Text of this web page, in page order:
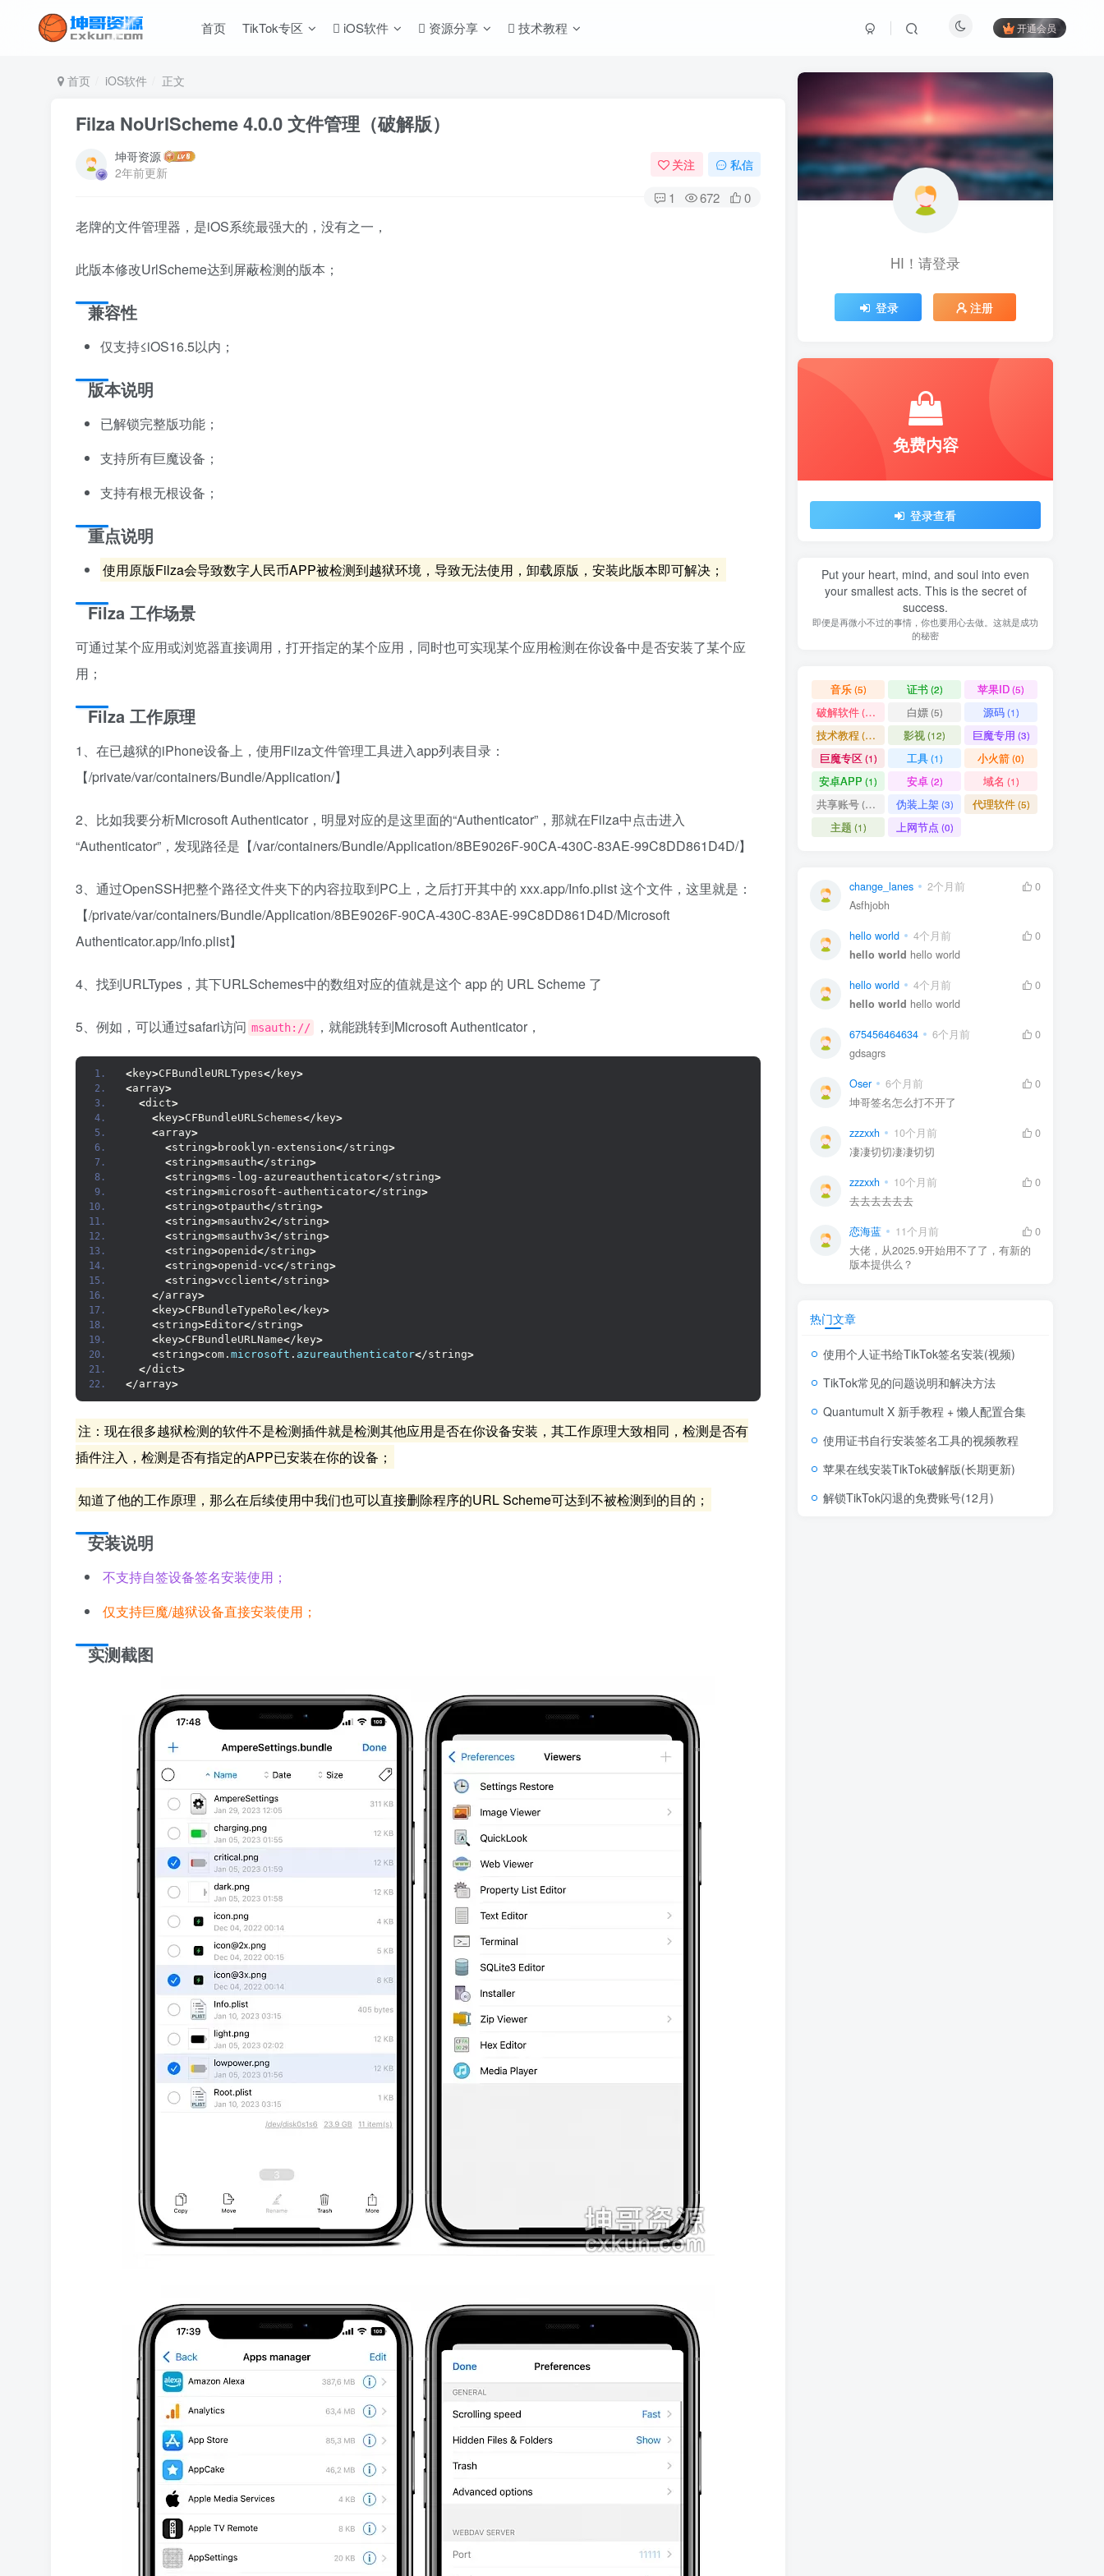
首页 TikTok专区 iOS软件 资源分享 技术教程 开通会员
首页 iOS软件 正文
Filza NoUrlScheme 4.0.0 文件管理（破解版）
坤哥资源
2年前更新
关注 私信
1 672 0
老牌的文件管理器，是iOS系统最强大的，没有之一，
此版本修改UrlScheme达到屏蔽检测的版本；
兼容性
仅支持≤iOS16.5以内；
版本说明
已解锁完整版功能；
支持所有巨魔设备；
支持有根无根设备；
重点说明
使用原版Filza会导致数字人民币APP被检测到越狱环境，导致无法使用，卸载原版，安装此版本即可解决；
Filza 工作场景
可通过某个应用或浏览器直接调用，打开指定的某个应用，同时也可实现某个应用检测在你设备中是否安装了某个应
用；
Filza 工作原理
1、在已越狱的iPhone设备上，使用Filza文件管理工具进入app列表目录：
【/private/var/containers/Bundle/Application/】
2、比如我要分析Microsoft Authenticator，明显对应的是这里面的“Authenticator”，那就在Filza中点击进入
“Authenticator”，发现路径是【/var/containers/Bundle/Application/8BE9026F-90CA-430C-83AE-99C8DD861D4D/】
3、通过OpenSSH把整个路径文件夹下的内容拉取到PC上，之后打开其中的 xxx.app/Info.plist 这个文件，这里就是：
【/private/var/containers/Bundle/Application/8BE9026F-90CA-430C-83AE-99C8DD861D4D/Microsoft
Authenticator.app/Info.plist】
4、找到URLTypes，其下URLSchemes中的数组对应的值就是这个 app 的 URL Scheme 了
5、例如，可以通过safari访问 msauth:// ，就能跳转到Microsoft Authenticator，
<key>CFBundleURLTypes</key>
<array>
<dict>
<key>CFBundleURLSchemes</key>
<array>
<string>brooklyn-extension</string>
<string>msauth</string>
<string>ms-log-azureauthenticator</string>
<string>microsoft-authenticator</string>
<string>otpauth</string>
<string>msauthv2</string>
<string>msauthv3</string>
<string>openid</string>
<string>openid-vc</string>
<string>vcclient</string>
</array>
<key>CFBundleTypeRole</key>
<string>Editor</string>
<key>CFBundleURLName</key>
<string>com. microsoft . azureauthenticator</string>
</dict>
</array>
注：现在很多越狱检测的软件不是检测插件就是检测其他应用是否在你设备安装，其工作原理大致相同，检测是否有
插件注入，检测是否有指定的APP已安装在你的设备；
知道了他的工作原理，那么在后续使用中我们也可以直接删除程序的URL Scheme可达到不被检测到的目的；
安装说明
不支持自签设备签名安装使用；
仅支持巨魔/越狱设备直接安装使用；
实测截图
HI！请登录
登录 注册
免费内容
登录查看
Put your heart, mind, and soul into even
your smallest acts. This is the secret of
success.
即便是再微小不过的事情，你也要用心去做。这就是成功
的秘密
音乐(5) 证书(2) 苹果ID(5)
破解软件(11) 白嫖(5) 源码(1)
技术教程 (15) 影视(12) 巨魔专用 (3)
巨魔专区(1) 工具(1) 小火箭(0)
安卓APP (1) 安卓(2) 域名 (1)
共享账号(11) 伪装上架(3) 代理软件(5)
主题 (1) 上网节点 (0)
change_lanes 2个月前
0
Asfhjobh
hello world 4个月前
0
hello world hello world
hello world 4个月前
0
hello world hello world
675456464634 6个月前
0
gdsagrs
Oser 6个月前
0
坤哥签名怎么打不开了
zzzxxh 10个月前
0
凄凄切切凄凄切切
zzzxxh 10个月前
0
去去去去去去
恋海蓝 11个月前
0
大佬，从2025.9开始用不了了，有新的
版本提供么？
热门文章
使用个人证书给TikTok签名安装(视频)
TikTok常见的问题说明和解决方法
Quantumult X 新手教程 + 懒人配置合集
使用证书自行安装签名工具的视频教程
苹果在线安装TikTok破解版(长期更新)
解锁TikTok闪退的免费账号(12月)